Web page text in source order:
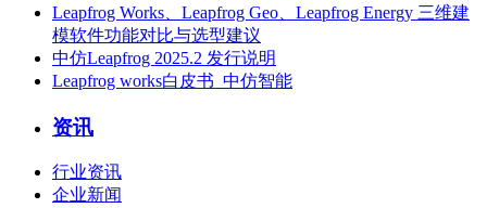
Leapfrog Works、Leapfrog Geo、Leapfrog Energy 三维建
模软件功能对比与选型建议
中仿Leapfrog 2025.2 发行说明
Leapfrog works白皮书_中仿智能
资讯
行业资讯
企业新闻